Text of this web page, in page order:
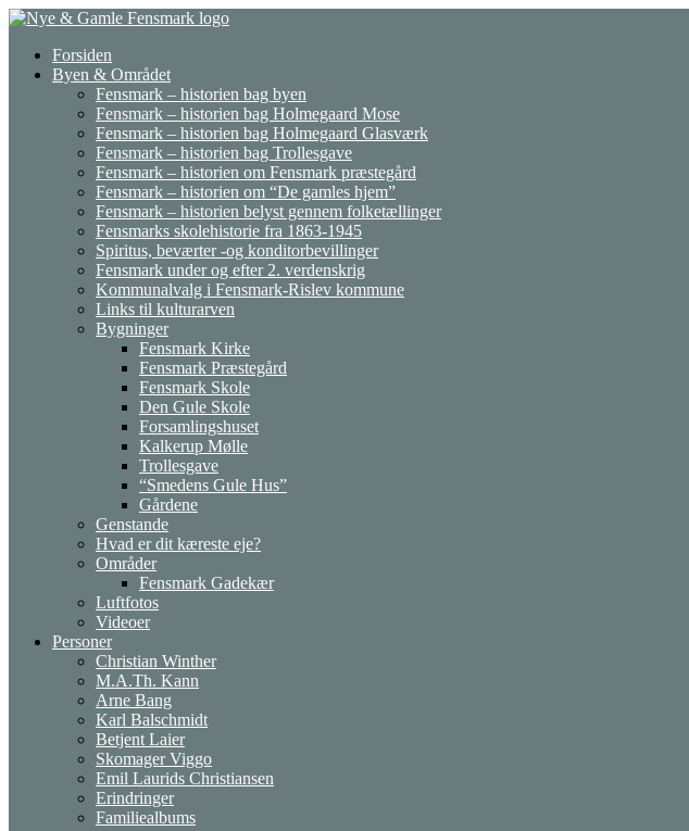
Gå
indholdForsiden
Byen & Området
Fensmark – historien bag byen
Fensmark – historien bag Holmegaard Mose
Fensmark – historien bag Holmegaard Glasværk
Fensmark – historien bag Trollesgave
Fensmark – historien om Fensmark præstegård
Fensmark – historien om “De gamles hjem”
Fensmark – historien belyst gennem folketællinger
Fensmarks skolehistorie fra 1863-1945
Spiritus, beværter -og konditorbevillinger
Fensmark under og efter 2. verdenskrig
Kommunalvalg i Fensmark-Rislev kommune
Links til kulturarven
Bygninger
Fensmark Kirke
Fensmark Præstegård
Fensmark Skole
Den Gule Skole
Forsamlingshuset
Kalkerup Mølle
Trollesgave
“Smedens Gule Hus”
Gårdene
Genstande
Hvad er dit kæreste eje?
Områder
Fensmark Gadekær
Luftfotos
Videoer
Personer
Christian Winther
M.A.Th. Kann
Arne Bang
Karl Balschmidt
Betjent Laier
Skomager Viggo
Emil Laurids Christiansen
Erindringer
Familiealbums